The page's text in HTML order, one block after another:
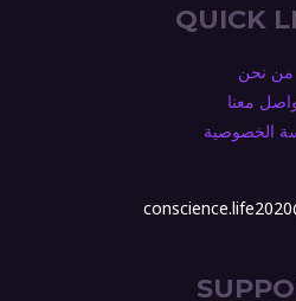
QUICK
من نحن
معنا
الخصوصية